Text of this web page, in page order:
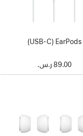
EarPods‏ (USB-C)
89.00 ر.س.‏